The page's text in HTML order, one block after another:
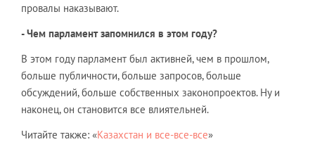
провалы наказывают.
-Чем парламент запомнился в этом году?
В этом году парламент был активней, чем в прошлом,
больше публичности, больше запросов, больше
обсуждений, больше собственных законопроектов. Ну и
наконец, он становится все влиятельней.
Читайте также: «Казахстан и все-все-все»